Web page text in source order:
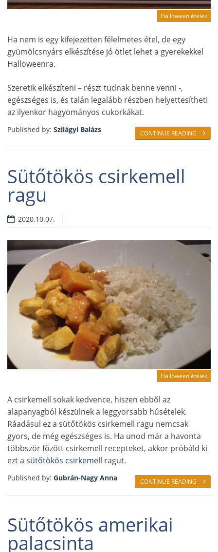
Halloween ételek
Ha nem is egy kifejezetten félelmetes étel, de egy
gyümölcsnyárs elkészítése jó ötlet lehet a gyerekekkel
Halloweenra.
Szeretik elkészíteni – részt tudnak benne venni -,
egészséges is, és talán legalább részben helyettesítheti
az ilyenkor hagyományos cukorkákat.
CONTINUE READING
Published by: Szilágyi Balázs
Sütőtökös csirkemell
ragu
2020.10.07.
Halloween ételek
A csirkemell sokak kedvence, hiszen ebből az
alapanyagból készülnek a leggyorsabb húsételek.
Ráadásul ez a sütőtökös csirkemell ragu nemcsak
gyors, de még egészséges is. Ha unod már a havonta
többször főzött csirkemell recepteket, akkor próbáld ki
ezt a sütőtökös csirkemell ragut.
CONTINUE READING
Published by: Gubrán-Nagy Anna
Sütőtökös amerikai
palacsinta